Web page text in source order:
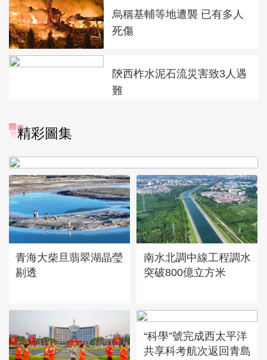
烏稱基輔等地遭襲 已有多人
死傷
陝西柞水泥石流災害致3人遇
難
精彩圖集
“大地指紋”奏響夏夜文旅樂
青海大柴旦翡翠湖晶瑩
剔透
南水北調中線工程調水
突破800億立方米
“科學”號完成西太平洋
共享科考航次返回青島